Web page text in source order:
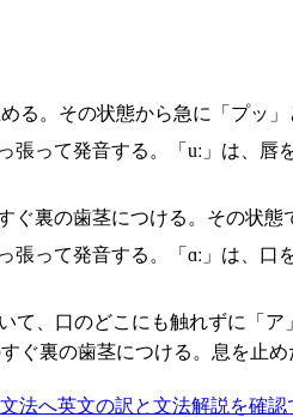
める。その状態から急に「プッ
張って発音する。「uː」は、
ぐ裏の歯茎につける。その状
張って発音する。「ɑː」は、
て、口のどこにも触れずに「ア
すぐ裏の歯茎につける。息を止
法へ英文の訳と文法解説を確認